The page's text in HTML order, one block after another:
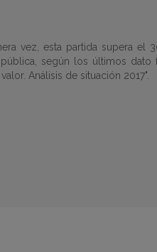
vez, esta partida supera el
según los últimos dato
Análisis de situación 2017".